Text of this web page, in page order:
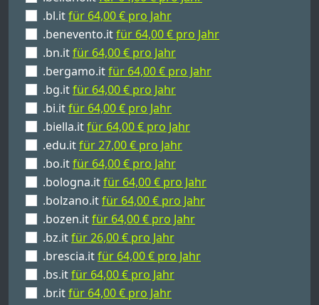
.bl.itfür 64,00 € pro Jahr
.benevento.itfür 64,00 € pro Jahr
.bn.itfür 64,00 € pro Jahr
.bergamo.itfür 64,00 € pro Jahr
.bg.itfür 64,00 € pro Jahr
.bi.itfür 64,00 € pro Jahr
.biella.itfür 64,00 € pro Jahr
.edu.itfür 27,00 € pro Jahr
.bo.itfür 64,00 € pro Jahr
.bologna.itfür 64,00 € pro Jahr
.bolzano.itfür 64,00 € pro Jahr
.bozen.itfür 64,00 € pro Jahr
.bz.itfür 26,00 € pro Jahr
.brescia.itfür 64,00 € pro Jahr
.bs.itfür 64,00 € pro Jahr
.br.itfür 64,00 € pro Jahr